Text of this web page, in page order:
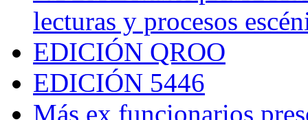
lecturas y procesos
EDICIÓN QROO
EDICIÓN 5446
Más ex funcionarios